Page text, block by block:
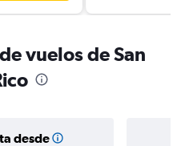
vuelos de San
desde